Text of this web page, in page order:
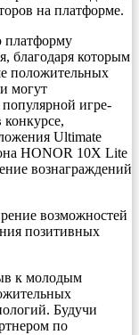
на платформе.
платформу
благодаря которым
положительных
могут
игре-
конкурсе,
Ultimate
HONOR 10X Lite
вознаграждений
возможностей
позитивных
к молодым
Будучи
по